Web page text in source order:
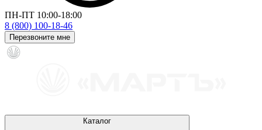
ПН-ПТ 10:00-18:00
8 (800) 100-18-46
Перезвоните мне
Каталог